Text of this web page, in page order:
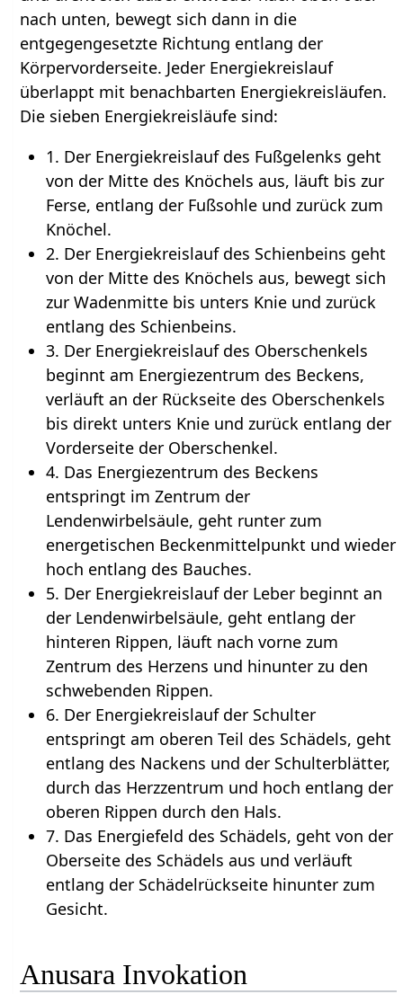
nach unten, bewegt sich dann in die
entgegengesetzte Richtung entlang der
Körpervorderseite. Jeder Energiekreislauf
überlappt mit benachbarten Energiekreisläufen.
Die sieben Energiekreisläufe sind:
1. Der Energiekreislauf des Fußgelenks geht
von der Mitte des Knöchels aus, läuft bis zur
Ferse, entlang der Fußsohle und zurück zum
Knöchel.
2. Der Energiekreislauf des Schienbeins geht
von der Mitte des Knöchels aus, bewegt sich
zur Wadenmitte bis unters Knie und zurück
entlang des Schienbeins.
3. Der Energiekreislauf des Oberschenkels
beginnt am Energiezentrum des Beckens,
verläuft an der Rückseite des Oberschenkels
bis direkt unters Knie und zurück entlang der
Vorderseite der Oberschenkel.
4. Das Energiezentrum des Beckens
entspringt im Zentrum der
Lendenwirbelsäule, geht runter zum
energetischen Beckenmittelpunkt und wieder
hoch entlang des Bauches.
5. Der Energiekreislauf der Leber beginnt an
der Lendenwirbelsäule, geht entlang der
hinteren Rippen, läuft nach vorne zum
Zentrum des Herzens und hinunter zu den
schwebenden Rippen.
6. Der Energiekreislauf der Schulter
entspringt am oberen Teil des Schädels, geht
entlang des Nackens und der Schulterblätter,
durch das Herzzentrum und hoch entlang der
oberen Rippen durch den Hals.
7. Das Energiefeld des Schädels, geht von der
Oberseite des Schädels aus und verläuft
entlang der Schädelrückseite hinunter zum
Gesicht.
Anusara Invokation